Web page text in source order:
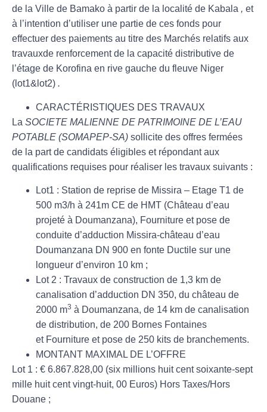
de la Ville de Bamako à partir de la localité de Kabala , et
à l’intention d’utiliser une partie de ces fonds pour
effectuer des paiements au titre des Marchés relatifs aux
travauxde renforcement de la capacité distributive de
l’étage de Korofina en rive gauche du fleuve Niger
(lot1&lot2) .
CARACTÉRISTIQUES DES TRAVAUX
La SOCIETE MALIENNE DE PATRIMOINE DE L’EAU
POTABLE (SOMAPEP-SA) sollicite des offres fermées
de la part de candidats éligibles et répondant aux
qualifications requises pour réaliser les travaux suivants :
Lot1 : Station de reprise de Missira – Etage T1 de
500 m3/h à 241m CE de HMT (Château d’eau
projeté à Doumanzana), Fourniture et pose de
conduite d’adduction Missira-château d’eau
Doumanzana DN 900 en fonte Ductile sur une
longueur d’environ 10 km ;
Lot 2 : Travaux de construction de 1,3 km de
canalisation d’adduction DN 350, du château de
2000 m3 à Doumanzana, de 14 km de canalisation
de distribution, de 200 Bornes Fontaines
et Fourniture et pose de 250 kits de branchements.
MONTANT MAXIMAL DE L’OFFRE
Lot 1 : € 6.867.828,00 (six millions huit cent soixante-sept
mille huit cent vingt-huit, 00 Euros) Hors Taxes/Hors
Douane ;